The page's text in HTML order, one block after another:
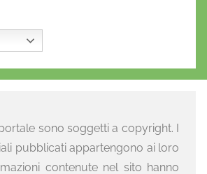
sono soggetti a copyright. I
pubblicati appartengono ai loro
contenute nel sito hanno